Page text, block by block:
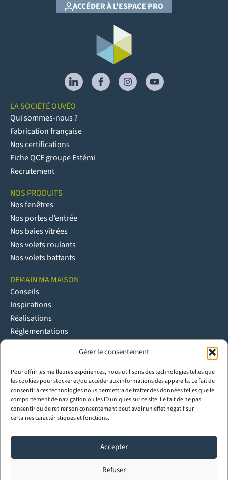
Gérer le consentement
Pour offrir les meilleures expériences, nous utilisons des technologies telles que
les cookies pour stocker et/ou accéder aux informations des appareils. Le fait de
consentir à ces technologies nous permettra de traiter des données telles que le
comportement de navigation ou les ID uniques sur ce site. Le fait de ne pas
consentir ou de retirer son consentement peut avoir un effet négatif sur
certaines caractéristiques et fonctions.
Accepter
Refuser
ACCÉDER À L'ESPACE PRO
LA SOCIÉTÉ OUVÊO
Qui sommes-nous ?
Fabrication française
Nos certifications
Fiche QCE groupe Estémi
Recrutement
NOS PRODUITS
Nos fenêtres
Nos portes d’entrée
Nos baies vitrées
Nos volets roulants
Nos volets battants
DEMAIN MA MAISON
Conseils
Inspirations
Réalisations
Réglementations
Espace pro
Espace Presse
Trouver un partenaire poseur Ouvêo
Rejoindre le réseau pro Ouvêo
Menuiseries aluminium sur mesure
Menuiseries PVC sur mesure
Fabricant menuiseries pour professionnels